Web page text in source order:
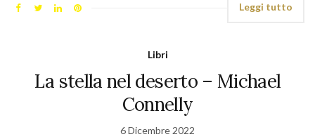
Leggi tutto
Libri
La stella nel deserto – Michael
Connelly
6 Dicembre 2022